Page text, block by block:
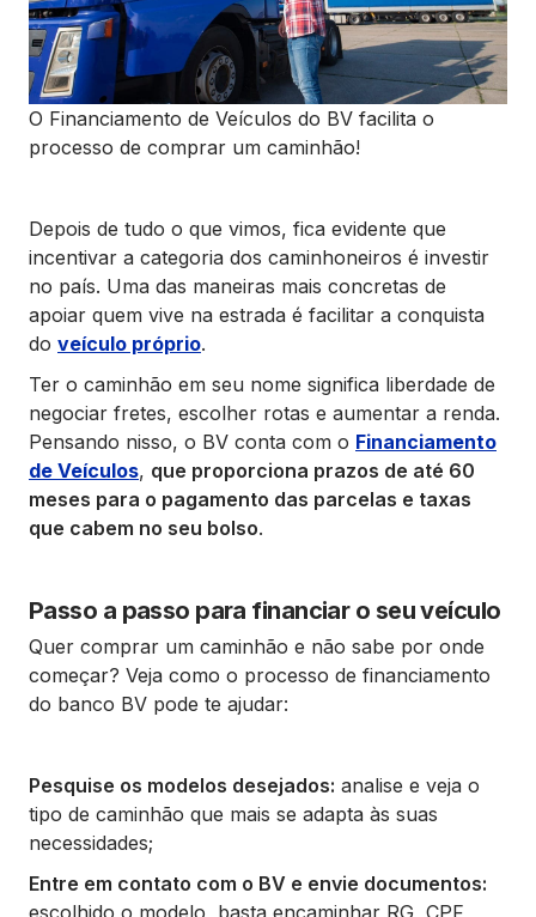
O Financiamento de Veículos do BV facilita o
processo de comprar um caminhão!
Depois de tudo o que vimos, fica evidente que
incentivar a categoria dos caminhoneiros é investir
no país. Uma das maneiras mais concretas de
apoiar quem vive na estrada é facilitar a conquista
do veículo próprio.
Ter o caminhão em seu nome significa liberdade de
negociar fretes, escolher rotas e aumentar a renda.
Pensando nisso, o BV conta com o Financiamento
de Veículos, que proporciona prazos de até 60
meses para o pagamento das parcelas e taxas
que cabem no seu bolso.
Passo a passo para financiar o seu veículo
Quer comprar um caminhão e não sabe por onde
começar? Veja como o processo de financiamento
do banco BV pode te ajudar:
Pesquise os modelos desejados: analise e veja o
tipo de caminhão que mais se adapta às suas
necessidades;
Entre em contato com o BV e envie documentos: